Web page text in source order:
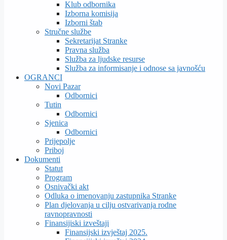
Klub odbornika
Izborna komisija
Izborni štab
Stručne službe
Sekretarijat Stranke
Pravna služba
Služba za ljudske resurse
Služba za informisanje i odnose sa javnošću
OGRANCI
Novi Pazar
Odbornici
Tutin
Odbornici
Sjenica
Odbornici
Prijepolje
Priboj
Dokumenti
Statut
Program
Osnivački akt
Odluka o imenovanju zastupnika Stranke
Plan djelovanja u cilju ostvarivanja rodne
ravnopravnosti
Finansijiski izveštaji
Finansijski izvještaj 2025.